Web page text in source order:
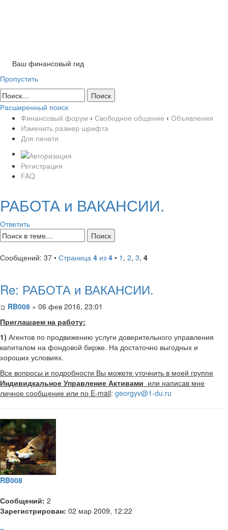
Ваш финансовый гид
Пропустить
Расширенный поиск
Финансовый форум ‹ Свободное общение ‹ Объявления
Изменить размер шрифта
Для печати
Регистрация
FAQ
РАБОТА и ВАКАНСИИ.
Ответить
Сообщений: 37 • Страница 4 из 4 • 1 , 2, 3, 4
Re: РАБОТА и ВАКАНСИИ.
RB008 » 06 фев 2016, 23:01
Приглашаем на работу:
1) Агентов по продвижению услуги доверительного управления
капиталом на фондовой бирже. На достаточно выгодных и
хороших условиях.
Все вопросы и подробности Вы можете уточнить в моей группе
Индивидкальное Управление Активами или написав мне
личное сообщение или по E-mail: georgyv@1-du.ru
RB008
Сообщений: 2
Зарегистрирован: 02 мар 2009, 12:22